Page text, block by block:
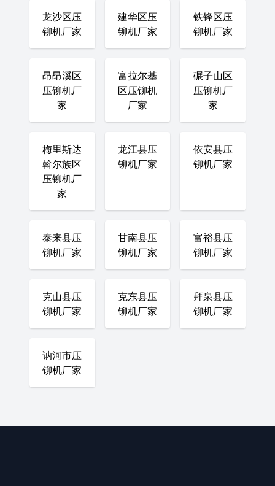
龙沙区压
铆机厂家
建华区压
铆机厂家
铁锋区压
铆机厂家
昂昂溪区
压铆机厂
家
富拉尔基
区压铆机
厂家
碾子山区
压铆机厂
家
梅里斯达
斡尔族区
压铆机厂
家
龙江县压
铆机厂家
依安县压
铆机厂家
泰来县压
铆机厂家
甘南县压
铆机厂家
富裕县压
铆机厂家
克山县压
铆机厂家
克东县压
铆机厂家
拜泉县压
铆机厂家
讷河市压
铆机厂家